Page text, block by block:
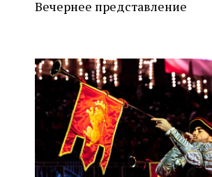
Вечернее представление